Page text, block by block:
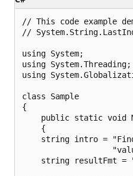
// This code example
//
using System;
using System.Threading;
using
class Sample
{
public static void
    {
string intro =
string resultFmt =